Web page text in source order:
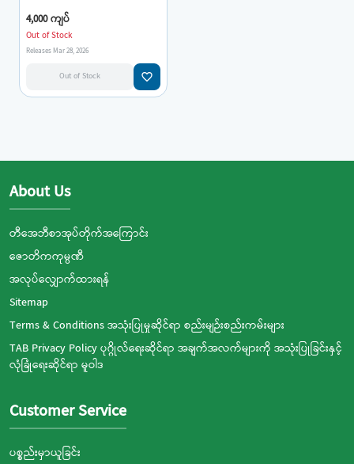
4,000 ကျပ်
Out of Stock
Releases Mar 28, 2026
Out of Stock favorite_border
About Us
တီအေဘီစာအုပ်တိုက်အကြောင်း
ဇောတိကကုမ္ပဏီ
အလုပ်လျှောက်ထားရန်
Sitemap
Terms & Conditions အသုံးပြုမှုဆိုင်ရာ စည်းမျဉ်းစည်းကမ်းများ
TAB Privacy Policy ပုဂ္ဂိုလ်ရေးဆိုင်ရာ အချက်အလက်များကို အသုံးပြုခြင်းနှင့်
လုံခြုံရေးဆိုင်ရာ မူဝါဒ
Customer Service
ပစ္စည်းမှာယူခြင်း